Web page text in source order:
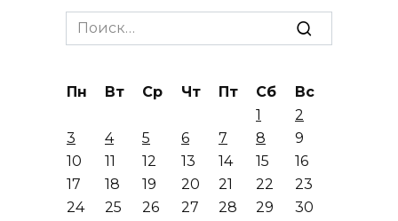
Search
for:
Пн Вт Ср Чт Пт Сб
Вс
1
2
3
4 5 6 7 8
9
10
11 12 13 14 15
16
17
18 19 20 21 22
23
24
25 26 27 28 29
30